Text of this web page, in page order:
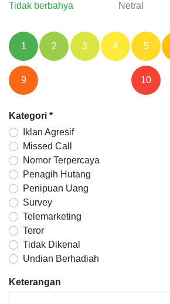
Tidak berbahya
Netral
1 2 3 4 5
9 10
Kategori *
Iklan Agresif
Missed Call
Nomor Terpercaya
Penagih Hutang
Penipuan Uang
Survey
Telemarketing
Teror
Tidak Dikenal
Undian Berhadiah
Keterangan